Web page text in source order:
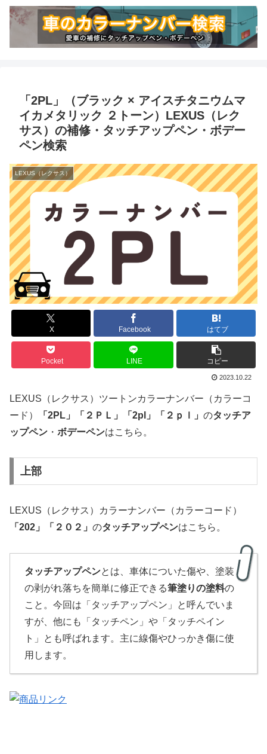
「2PL」（ブラック × アイスチタニウムマ
イカメタリック ２トーン）LEXUS（レク
サス）の補修・タッチアップペン・ボデー
ペン検索
LEXUS（レクサス）
X Facebook はてブ
Pocket LINE コピー
2023.10.22
LEXUS（レクサス）ツートンカラーナンバー（カラーコ
ード）
「 2PL」 「２ＰＬ」 「2pl」「２ｐｌ」 のタッチア
ップペン ・ ボデーペンはこちら。
上部
LEXUS（レクサス）カラーナンバー（カラーコード）
「 202 」 「２０２」 のタッチアップペンはこちら。
タッチアップペンとは、車体についた傷や、塗装
の剥がれ落ちを簡単に修正できる筆塗りの塗料の
こと。今回は「タッチアップペン」と呼んでいま
すが、他にも「タッチペン」や「タッチペイン
ト」とも呼ばれます。主に線傷やひっかき傷に使
用します。